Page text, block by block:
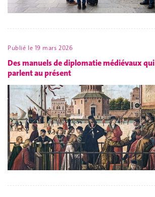
Publié le 19 mars 2026
Des manuels de diplomatie médiévaux qui
parlent au présent